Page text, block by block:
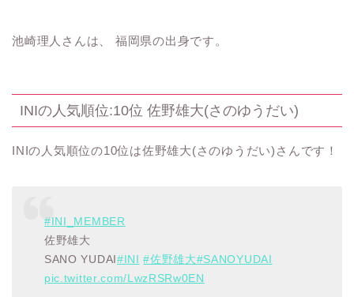
池崎理人さんは、 福岡県の出身です。
INIの人気順位:10位 佐野雄大(さのゆうだい)
INIの人気順位の10位は佐野雄大(さのゆうだい)さんです！
#INI_MEMBER
佐野雄大
SANO YUDAI #INI #佐野雄大#SANOYUDAI
pic.twitter.com/LwzRSRw0EN